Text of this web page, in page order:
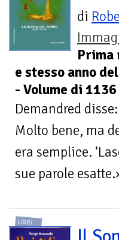
di
Prima
e stesso anno
- Volume di
Demandred
Molto bene, ma
era semplice.
sue parole
LIBRI